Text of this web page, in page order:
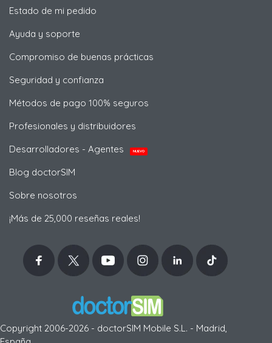
Estado de mi pedido
Ayuda y soporte
Compromiso de buenas prácticas
Seguridad y confianza
Métodos de pago 100% seguros
Profesionales y distribuidores
Desarrolladores - Agentes
NUEVO
Blog doctorSIM
Sobre nosotros
¡Más de 25,000 reseñas reales!
Copyright 2006-2026 - doctorSIM Mobile S.L. - Madrid,